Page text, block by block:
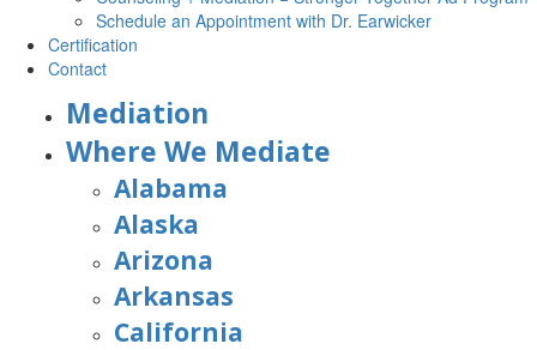
Schedule an Appointment with Dr. Earwicker
Certification
Contact
Mediation
Where We Mediate
Alabama
Alaska
Arizona
Arkansas
California